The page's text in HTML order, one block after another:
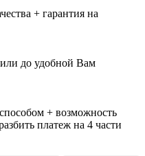
+ гарантия на
до удобной Вам
+ возможность
платеж на 4 части